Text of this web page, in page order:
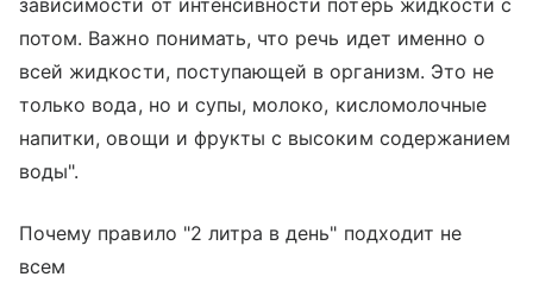
зависимости от интенсивности потерь жидкости с
потом. Важно понимать, что речь идет именно о
всей жидкости, поступающей в организм. Это не
только вода, но и супы, молоко, кисломолочные
напитки, овощи и фрукты с высоким содержанием
воды".
Почему правило "2 литра в день" подходит не
всем